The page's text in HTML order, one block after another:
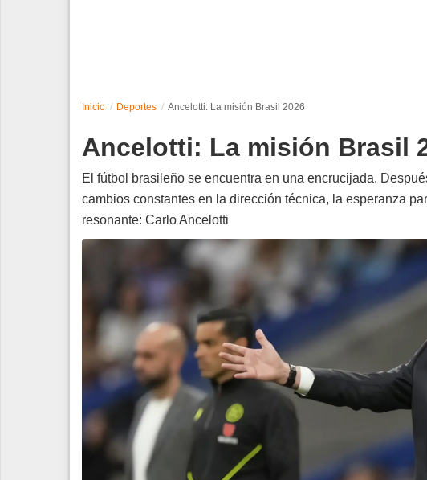
Edición Impresa
Inicio Deportes Ancelotti: La misión Brasil 2026
Ancelotti: La misión Brasil
El fútbol brasileño se encuentra en una encrucijada.
cambios constantes en la dirección técnica, la esperanza
resonante: Carlo Ancelotti